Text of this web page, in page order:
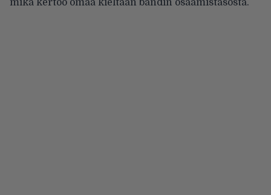
mikä kertoo omaa kieltään bändin osaamistasosta.